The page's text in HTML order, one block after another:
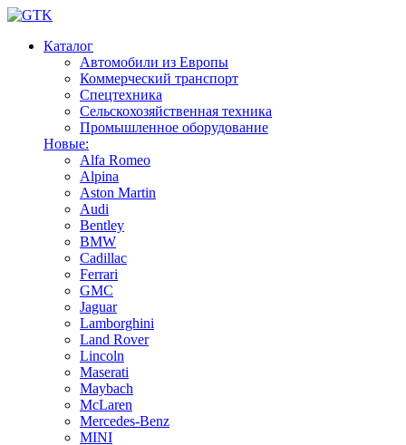
Каталог
Автомобили из Европы
Коммерческий транспорт
Спецтехника
Сельскохозяйственная техника
Промышленное оборудование
Новые:
Alfa Romeo
Alpina
Aston Martin
Audi
Bentley
BMW
Cadillac
Ferrari
GMC
Jaguar
Lamborghini
Land Rover
Lincoln
Maserati
Maybach
McLaren
Mercedes-Benz
MINI